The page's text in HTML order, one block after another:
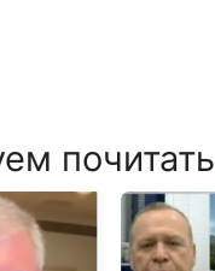
почитать